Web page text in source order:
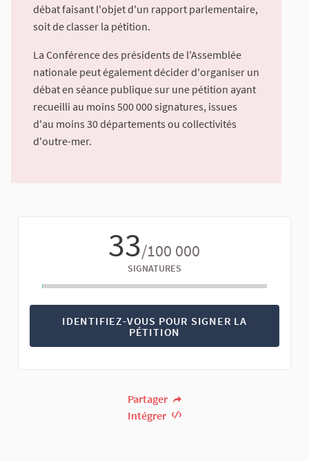
débat faisant l'objet d'un rapport parlementaire,
soit de classer la pétition.
La Conférence des présidents de l'Assemblée
nationale peut également décider d'organiser un
débat en séance publique sur une pétition ayant
recueilli au moins 500 000 signatures, issues
d'au moins 30 départements ou collectivités
d'outre-mer.
33/100 000
SIGNATURES
IDENTIFIEZ-VOUS POUR SIGNER LA
PÉTITION
Partager
Intégrer